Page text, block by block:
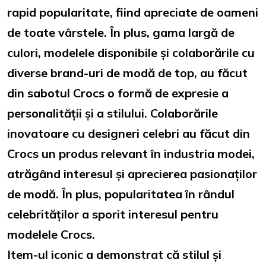
rapid popularitate, fiind apreciate de oameni
de toate vârstele. În plus, gama largă de
culori, modelele disponibile și colaborările cu
diverse brand-uri de modă de top, au făcut
din sabotul Crocs o formă de expresie a
personalității și a stilului. Colaborările
inovatoare cu designeri celebri au făcut din
Crocs un produs relevant în industria modei,
atrăgând interesul și aprecierea pasionaților
de modă. În plus, popularitatea în rândul
celebrităților a sporit interesul pentru
modelele Crocs.
Item-ul iconic a demonstrat că stilul și